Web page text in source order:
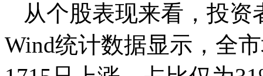
从个股表现来看，投
Wind统计数据显示，全